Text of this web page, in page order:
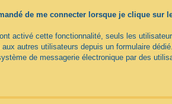
de me connecter lorsque je clique sur
activé cette fonctionnalité, seuls les
autres utilisateurs depuis un formulaire
de messagerie électronique par des